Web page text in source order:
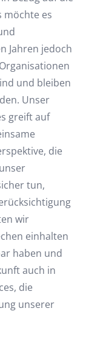
möchte es
Jahren jedoch
und bleiben
Unser
greift auf
die
tun,
wir
einhalten
haben und
auch in
die
unserer